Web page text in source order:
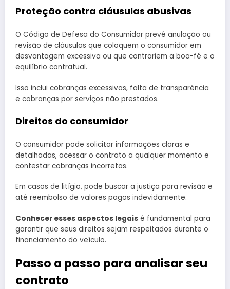
Proteção contra cláusulas abusivas
O Código de Defesa do Consumidor prevê anulação ou
revisão de cláusulas que coloquem o consumidor em
desvantagem excessiva ou que contrariem a boa-fé e o
equilíbrio contratual.
Isso inclui cobranças excessivas, falta de transparência
e cobranças por serviços não prestados.
Direitos do consumidor
O consumidor pode solicitar informações claras e
detalhadas, acessar o contrato a qualquer momento e
contestar cobranças incorretas.
Em casos de litígio, pode buscar a justiça para revisão e
até reembolso de valores pagos indevidamente.
Conhecer esses aspectos legais é fundamental para
garantir que seus direitos sejam respeitados durante o
financiamento do veículo.
Passo a passo para analisar seu
contrato